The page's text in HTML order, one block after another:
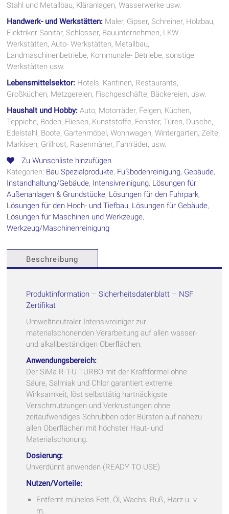
Stahl und Metallbau, Kläranlagen, Wasserwerke usw.
Handwerk- und Werkstätten: Maler, Gipser, Schreiner, Holzbau,
Elektriker Sanitär, Schlosser, Bauunternehmen, LKW
Werkstätten, Auto- Werkstätten, Metallbau,
Landmaschinenbetriebe, Kommunale- Betriebe, sonstige
Werkstätten usw.
Lebensmittelsektor: Hotels, Kantinen, Restaurants,
Großküchen, Metzgereien, Fischgeschäfte, Bäckereien, usw.
Haushalt und Hobby: Auto, Motorräder, Felgen, Küchen,
Teppiche, Boden, Fliesen, Kunststoffe, Fenster, Türen, Dusche,
Edelstahl, Boote, Gartenmöbel, Wohnwagen, Wintergarten, Zelte,
Markisen, Grillrost, Rasenmäher, Fahrräder, usw.
Zu Wunschliste hinzufügen
Kategorien: Bau Spezialprodukte, Fußbodenreinigung, Gebäude,
Instandhaltung/Gebäude, Intensivreinigung, Lösungen für
Außenanlagen & Grundstücke, Lösungen für den Fuhrpark,
Lösungen für den Hoch- und Tiefbau, Lösungen für Gebäude,
Lösungen für Maschinen und Werkzeuge,
Werkzeug/Maschinenreinigung
Beschreibung
Produktinformation– Sicherheitsdatenblatt– NSF
Zertifikat
Umweltneutraler Intensivreiniger zur
materialschonenden Verarbeitung auf allen wasser-
und alkalibeständigen Oberﬂächen.
Anwendungsbereich:
Der SiMa R-T-U TURBO mit der Kraftformel ohne
Säure, Salmiak und Chlor garantiert extreme
Wirksamkeit, löst selbsttätig hartnäckigste
Verschmutzungen und Verkrustungen ohne
zeitaufwendiges Schrubben oder Bürsten auf nahezu
allen Oberﬂächen mit höchster Haut- und
Materialschonung.
Dosierung:
Unverdünnt anwenden (READY TO USE)
Nutzen/Vorteile:
Entfernt mühelos Fett, Öl, Wachs, Ruß, Harz u. v.
m.